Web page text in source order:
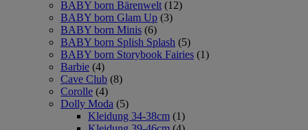
BABY born Bärenwelt (12)
BABY born Glam Up (3)
BABY born Minis (6)
BABY born Splish Splash (5)
BABY born Storybook Fairies (1)
Barbie (4)
Cave Club (8)
Corolle (4)
Dolly Moda (5)
Kleidung 34-38cm (1)